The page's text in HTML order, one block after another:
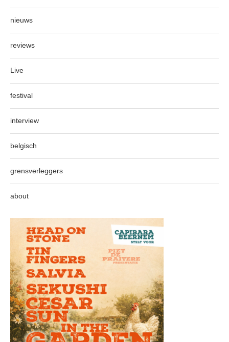
nieuws
reviews
Live
festival
interview
belgisch
grensverleggers
about